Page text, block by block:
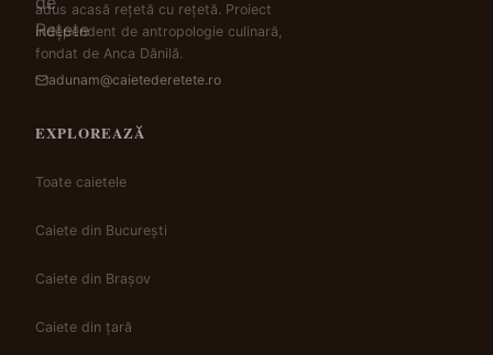
adus acasă rețetă cu rețetă. Proiect
independent de antropologie culinară,
fondat de Anca Dănilă.
adunam@caietederetete.ro
EXPLOREAZĂ
Toate caietele
Caiete din București
Caiete din Brașov
Caiete din țară